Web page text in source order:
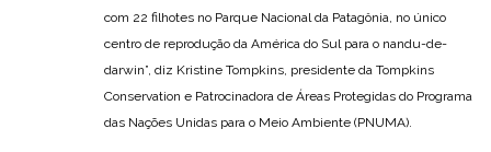
com 22 filhotes no Parque Nacional da Patagônia, no único
centro de reprodução da América do Sul para o nandu-de-
darwin”, diz Kristine Tompkins, presidente da Tompkins
Conservation e Patrocinadora de Áreas Protegidas do Programa
das Nações Unidas para o Meio Ambiente (PNUMA).